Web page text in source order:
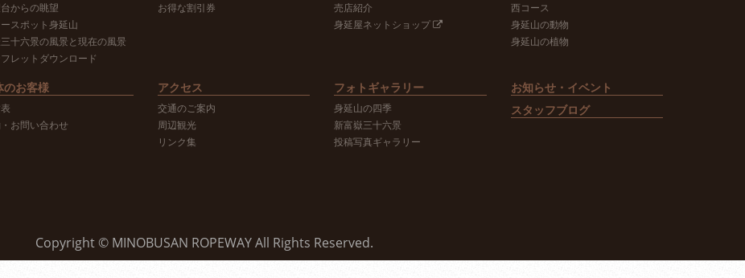
からの眺望
スポット身延山
十六景の風景と現在の風景
レットダウンロード
お得な割引券
売店紹介
身延屋ネットショップ
西コース
身延山の動物
身延山の植物
のお客様
お問い合わせ
アクセス
交通のご案内
周辺観光
リンク集
フォトギャラリー
身延山の四季
新富嶽三十六景
投稿写真ギャラリー
お知らせ・イベント
スタッフブログ
Copyright © MINOBUSAN ROPEWAY All Rights Reserved.